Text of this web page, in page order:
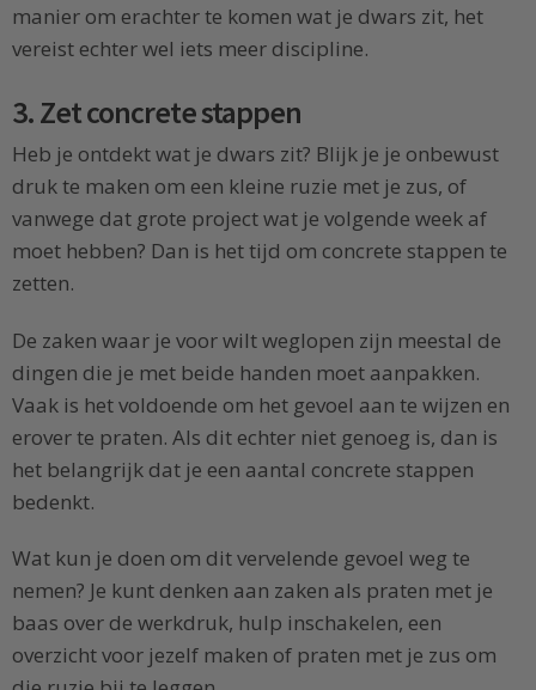
manier om erachter te komen wat je dwars zit, het
vereist echter wel iets meer discipline.
3. Zet concrete stappen
Heb je ontdekt wat je dwars zit? Blijk je je onbewust
druk te maken om een kleine ruzie met je zus, of
vanwege dat grote project wat je volgende week af
moet hebben? Dan is het tijd om concrete stappen te
zetten.
De zaken waar je voor wilt weglopen zijn meestal de
dingen die je met beide handen moet aanpakken.
Vaak is het voldoende om het gevoel aan te wijzen en
erover te praten. Als dit echter niet genoeg is, dan is
het belangrijk dat je een aantal concrete stappen
bedenkt.
Wat kun je doen om dit vervelende gevoel weg te
nemen? Je kunt denken aan zaken als praten met je
baas over de werkdruk, hulp inschakelen, een
overzicht voor jezelf maken of praten met je zus om